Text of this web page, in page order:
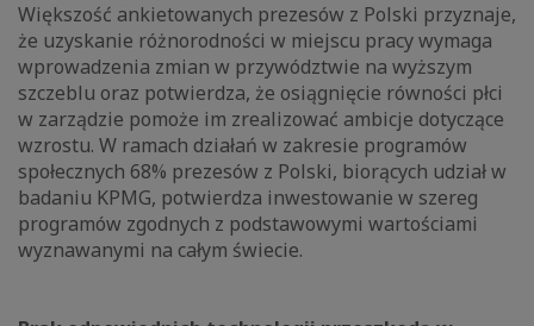
Większość ankietowanych prezesów z Polski przyznaje,
że uzyskanie różnorodności w miejscu pracy wymaga
wprowadzenia zmian w przywództwie na wyższym
szczeblu oraz potwierdza, że osiągnięcie równości płci
w zarządzie pomoże im zrealizować ambicje dotyczące
wzrostu. W ramach działań w zakresie programów
społecznych 68% prezesów z Polski, biorących udział w
badaniu KPMG, potwierdza inwestowanie w szereg
programów zgodnych z podstawowymi wartościami
wyznawanymi na całym świecie.